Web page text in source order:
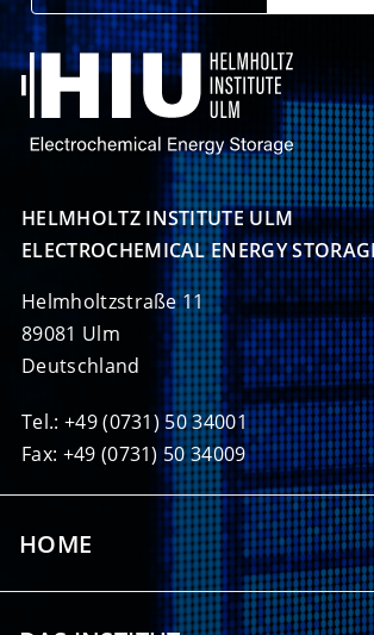
HELMHOLTZ INSTITUTE ULM
ELECTROCHEMICAL ENERGY
Helmholtzstraße 11
89081 Ulm
Deutschland
Tel.: +49 (0731) 50 34001
Fax: +49 (0731) 50 34009
HOME